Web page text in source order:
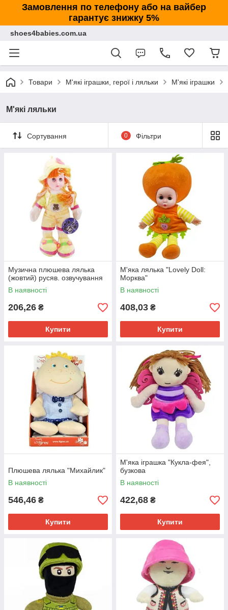
Замовлення по телефону або на вайбер
гарантує знижку 5%
shoes4babies.com.ua
Товари М'які іграшки, герої і ляльки М'які іграшки
М'які ляльки
Сортування 0 Фільтри
Музична плюшева лялька
(жовтий) русяв. озвучування
В наявності
206,26 ₴
Купити
М'яка лялька "Lovely Doll:
Морква"
В наявності
408,03 ₴
Купити
Плюшева лялька "Михайлик"
В наявності
546,46 ₴
Купити
М'яка іграшка "Кукла-фея",
бузкова
В наявності
422,68 ₴
Купити